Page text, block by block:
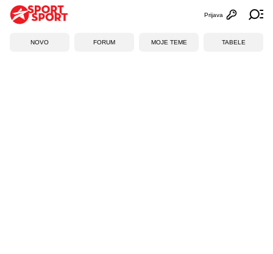
Otvori
Prijava
NOVO FORUM MOJE TEME TABELE